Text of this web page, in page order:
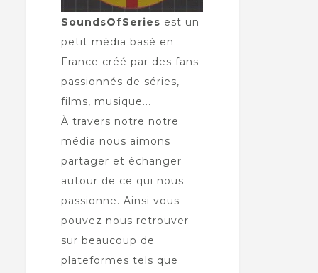
SoundsOfSeries est un
petit média basé en
France créé par des fans
passionnés de séries,
films, musique...
À travers notre notre
média nous aimons
partager et échanger
autour de ce qui nous
passionne. Ainsi vous
pouvez nous retrouver
sur beaucoup de
plateformes tels que